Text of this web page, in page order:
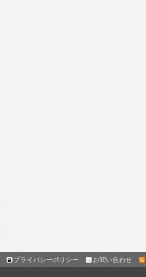
プライバシーポリシー お問い合わせ